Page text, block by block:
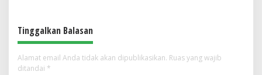
Tinggalkan Balasan
Alamat email Anda tidak akan dipublikasikan. Ruas yang wajib
ditandai *